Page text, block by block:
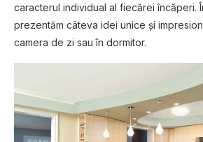
caracterul individual al fiecărei încăperi.
prezentăm câteva idei unice și
camera de zi sau în dormitor.